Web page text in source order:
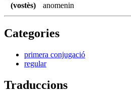
(vostès)
anomenin
Categories
primera conjugació
regular
Traduccions